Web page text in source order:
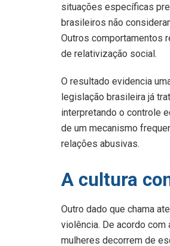
situações específicas
brasileiros não
Outros comportamentos
de relativização social.
O resultado evidencia
legislação brasileira já
interpretando o controle
de um mecanismo
relações abusivas.
A cultura
Outro dado que chama
violência. De acordo
mulheres decorrem de